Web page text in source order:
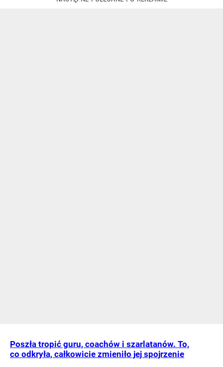
Poszła tropić guru, coachów i szarlatanów. To,
co odkryła, całkowicie zmieniło jej spojrzenie